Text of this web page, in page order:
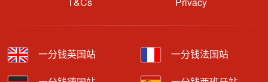
一分钱英国站 一分钱法国站